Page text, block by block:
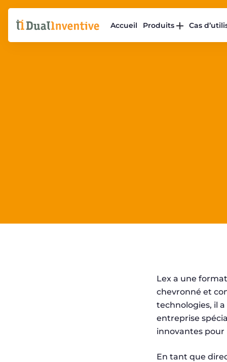
Accueil Produits Cas
Lex a une
chevronné et
technologies, il
entreprise
innovantes pour
En tant que